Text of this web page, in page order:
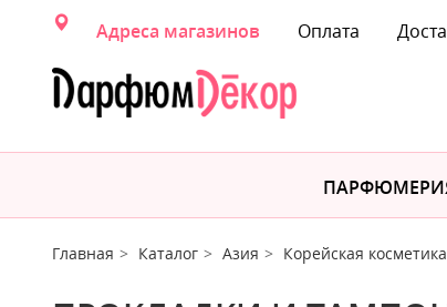
Адреса магазинов Оплата
Главная Каталог Азия Корейская косметика